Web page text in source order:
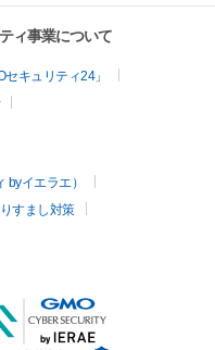
ィ事業について
キュリティ24」
イエラエ）
すまし対策